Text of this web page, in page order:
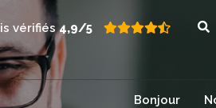
vérifiés 4,9/5
Bonjour